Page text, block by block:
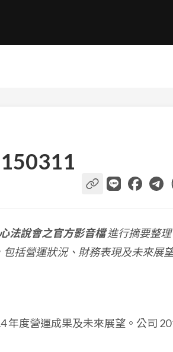
法說會之官方影音檔進行摘要整
括營運狀況、財務表現及未來展
年度營運成果及未來展望。公司